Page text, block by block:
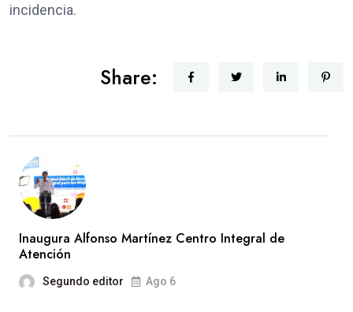
incidencia.
Share:
Inaugura Alfonso Martínez Centro Integral de
Atención
Segundo editor Ago 6